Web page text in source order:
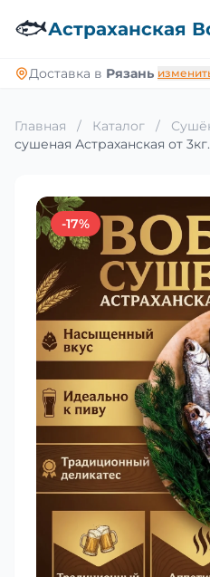
🐟Астраханская
Доставка в Рязань
Главная / Каталог /
сушеная Астраханская от 3кг.
-17%